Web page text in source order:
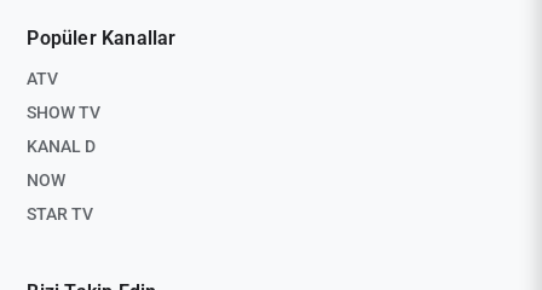
Popüler Kanallar
ATV
SHOW TV
KANAL D
NOW
STAR TV